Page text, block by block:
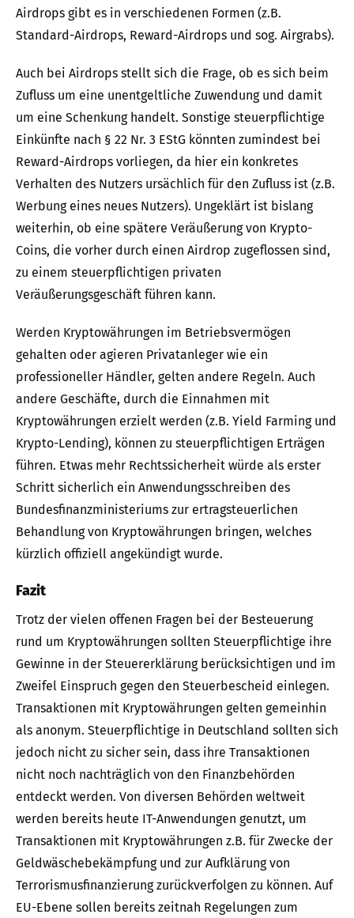
Airdrops gibt es in verschiedenen Formen (z.B.
Standard-Airdrops, Reward-Airdrops und sog. Airgrabs).
Auch bei Airdrops stellt sich die Frage, ob es sich beim
Zufluss um eine unentgeltliche Zuwendung und damit
um eine Schenkung handelt. Sonstige steuerpflichtige
Einkünfte nach § 22 Nr. 3 EStG könnten zumindest bei
Reward-Airdrops vorliegen, da hier ein konkretes
Verhalten des Nutzers ursächlich für den Zufluss ist (z.B.
Werbung eines neues Nutzers). Ungeklärt ist bislang
weiterhin, ob eine spätere Veräußerung von Krypto-
Coins, die vorher durch einen Airdrop zugeflossen sind,
zu einem steuerpflichtigen privaten
Veräußerungsgeschäft führen kann.
Werden Kryptowährungen im Betriebsvermögen
gehalten oder agieren Privatanleger wie ein
professioneller Händler, gelten andere Regeln. Auch
andere Geschäfte, durch die Einnahmen mit
Kryptowährungen erzielt werden (z.B. Yield Farming und
Krypto-Lending), können zu steuerpflichtigen Erträgen
führen. Etwas mehr Rechtssicherheit würde als erster
Schritt sicherlich ein Anwendungsschreiben des
Bundesfinanzministeriums zur ertragsteuerlichen
Behandlung von Kryptowährungen bringen, welches
kürzlich offiziell angekündigt wurde.
Fazit
Trotz der vielen offenen Fragen bei der Besteuerung
rund um Kryptowährungen sollten Steuerpflichtige ihre
Gewinne in der Steuererklärung berücksichtigen und im
Zweifel Einspruch gegen den Steuerbescheid einlegen.
Transaktionen mit Kryptowährungen gelten gemeinhin
als anonym. Steuerpflichtige in Deutschland sollten sich
jedoch nicht zu sicher sein, dass ihre Transaktionen
nicht noch nachträglich von den Finanzbehörden
entdeckt werden. Von diversen Behörden weltweit
werden bereits heute IT-Anwendungen genutzt, um
Transaktionen mit Kryptowährungen z.B. für Zwecke der
Geldwäschebekämpfung und zur Aufklärung von
Terrorismusfinanzierung zurückverfolgen zu können. Auf
EU-Ebene sollen bereits zeitnah Regelungen zum